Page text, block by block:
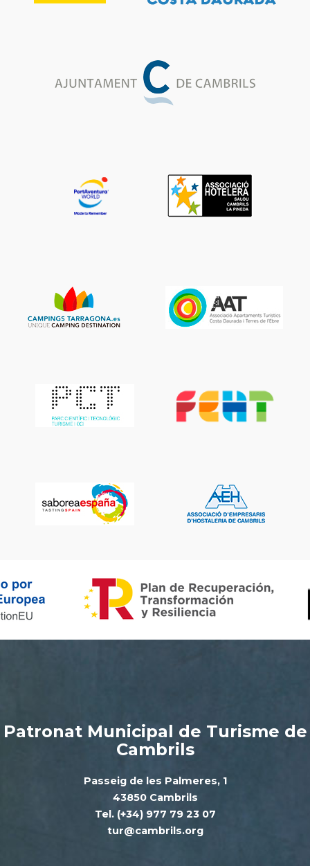
Patronat Municipal de Turisme de
Cambrils
Passeig de les Palmeres, 1
43850 Cambrils
Tel. (+34) 977 79 23 07
tur@cambrils.org